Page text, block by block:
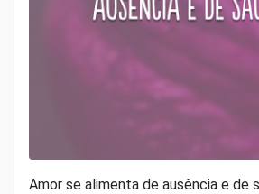
Amor se alimenta de ausência e de